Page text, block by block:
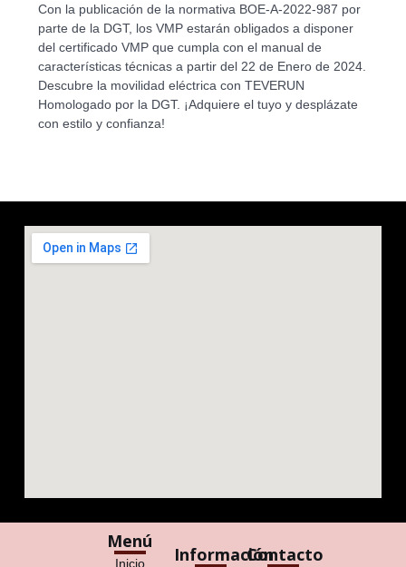
Con la publicación de la normativa BOE-A-2022-987 por
parte de la DGT, los VMP estarán obligados a disponer
del certificado VMP que cumpla con el manual de
características técnicas a partir del 22 de Enero de 2024.
Descubre la movilidad eléctrica con TEVERUN
Homologado por la DGT. ¡Adquiere el tuyo y desplázate
con estilo y confianza!
Menú
Inicio InformaciónContacto